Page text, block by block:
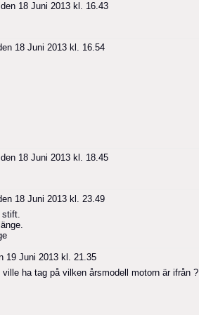
den 18 Juni 2013 kl. 16.43
18 Juni 2013 kl. 16.54
den 18 Juni 2013 kl. 18.45
18 Juni 2013 kl. 23.49
19 Juni 2013 kl. 21.35
ha tag på vilken årsmodell motorn är ifrån ?